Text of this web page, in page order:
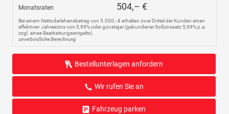
Monatsraten 504,– €
Bei einem Nettodarlehensbetrag von 5.000,- € erhalten zwei Drittel der Kunden einen
effektiven Jahreszins von 5,99% oder günstiger (gebundener Sollzinssatz 5,99% p.a.
zzgl. eines Bearbeitungsentgelts).
unverbindliche Berechnung
Bestellunterlagen anfordern
Wir rufen Sie an
Fahrzeug parken